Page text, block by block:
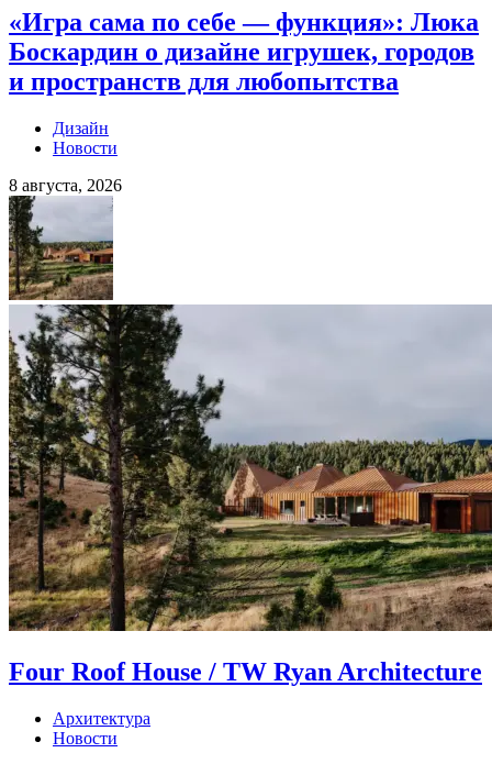
«Игра сама по себе — функция»: Люка
Боскардин о дизайне игрушек, городов
и пространств для любопытства
Дизайн
Новости
8 августа, 2026
Four Roof House / TW Ryan Architecture
Архитектура
Новости